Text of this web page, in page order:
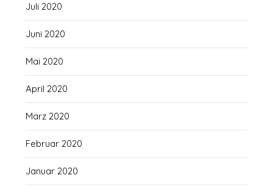
Juli 2020
Juni 2020
Mai 2020
April 2020
März 2020
Februar 2020
Januar 2020